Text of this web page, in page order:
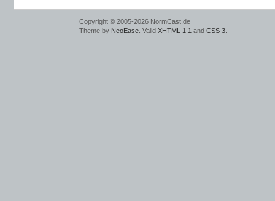
Copyright © 2005-2026 NormCast.de
Theme by NeoEase . Valid XHTML 1.1 and CSS 3